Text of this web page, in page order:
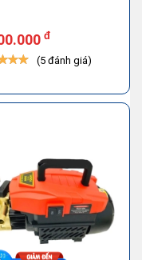
đ
(5 đánh giá)